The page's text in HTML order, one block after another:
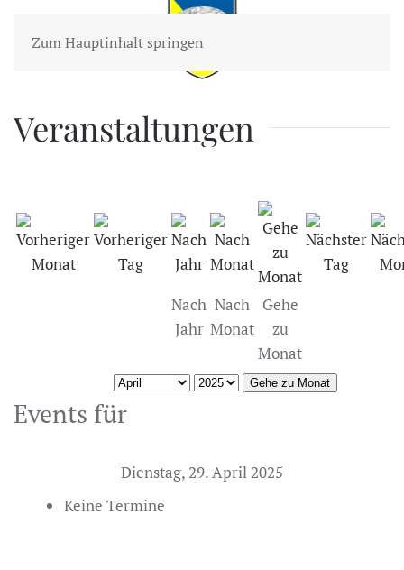
Zum Hauptinhalt springen
Veranstaltungen
Nach
Jahr
Nach
Monat
Gehe
zu
Monat
Gehe zu Monat
Events für
Dienstag, 29. April 2025
Keine Termine